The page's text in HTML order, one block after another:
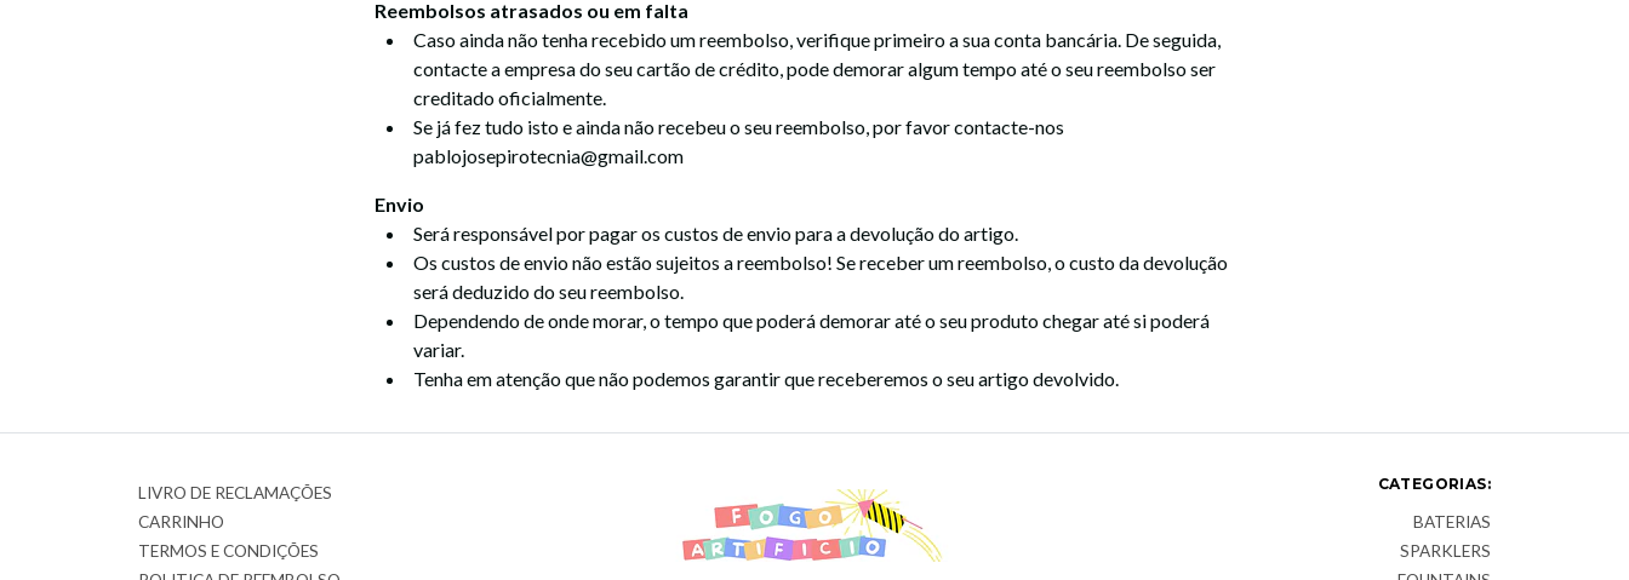
Reembolsos atrasados ou em falta
Caso ainda não tenha recebido um reembolso, verifique primeiro a sua conta bancária. De seguida,
contacte a empresa do seu cartão de crédito, pode demorar algum tempo até o seu reembolso ser
creditado oficialmente.
Se já fez tudo isto e ainda não recebeu o seu reembolso, por favor contacte-nos
pablojosepirotecnia@gmail.com
Envio
Será responsável por pagar os custos de envio para a devolução do artigo.
Os custos de envio não estão sujeitos a reembolso! Se receber um reembolso, o custo da devolução
será deduzido do seu reembolso.
Dependendo de onde morar, o tempo que poderá demorar até o seu produto chegar até si poderá
variar.
Tenha em atenção que não podemos garantir que receberemos o seu artigo devolvido.
LIVRO DE RECLAMAÇÕES
CARRINHO
TERMOS E CONDIÇÕES
CATEGORIAS:
BATERIAS
SPARKLERS